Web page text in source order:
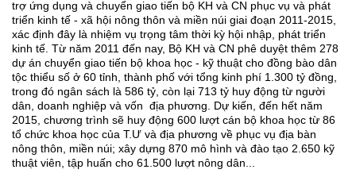
trợ ứng dụng và chuyển giao tiến bộ KH và CN phục vụ và phát
triển kinh tế - xã hội nông thôn và miền núi giai đoạn 2011-2015,
xác định đây là nhiệm vụ trọng tâm thời kỳ hội nhập, phát triển
kinh tế. Từ năm 2011 đến nay, Bộ KH và CN phê duyệt thêm 278
dự án chuyển giao tiến bộ khoa học - kỹ thuật cho đồng bào dân
tộc thiểu số ở 60 tỉnh, thành phố với tổng kinh phí 1.300 tỷ đồng,
trong đó ngân sách là 586 tỷ, còn lại 713 tỷ huy động từ người
dân, doanh nghiệp và vốn địa phương. Dự kiến, đến hết năm
2015, chương trình sẽ huy động 600 lượt cán bộ khoa học từ 86
tổ chức khoa học của T.Ư và địa phương về phục vụ địa bàn
nông thôn, miền núi; xây dựng 870 mô hình và đào tạo 2.650 kỹ
thuật viên, tập huấn cho 61.500 lượt nông dân...